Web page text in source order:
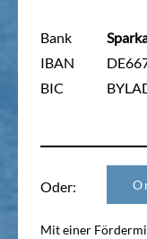
Bank
IBAN
BIC
Oder:
Mit einer